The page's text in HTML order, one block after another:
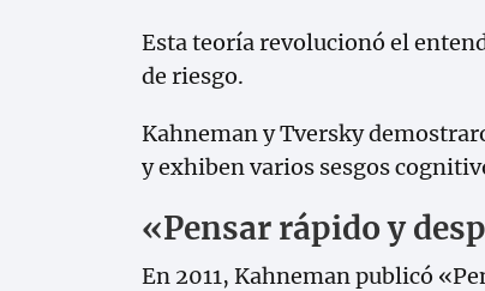
Esta teoría revolucionó el
de riesgo.
Kahneman y Tversky
y exhiben varios sesgos
«Pensar rápido y
En 2011, Kahneman publicó